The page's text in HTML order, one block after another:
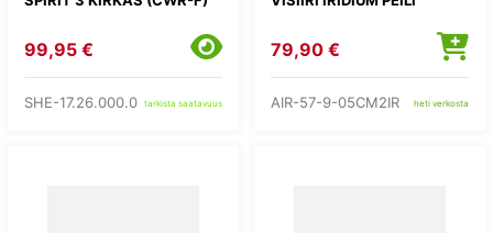
99,95 €
SHE-17.26.000.0 tarkista saatavuus
79,90 €
AIR-57-9-05CM2IR heti verkosta